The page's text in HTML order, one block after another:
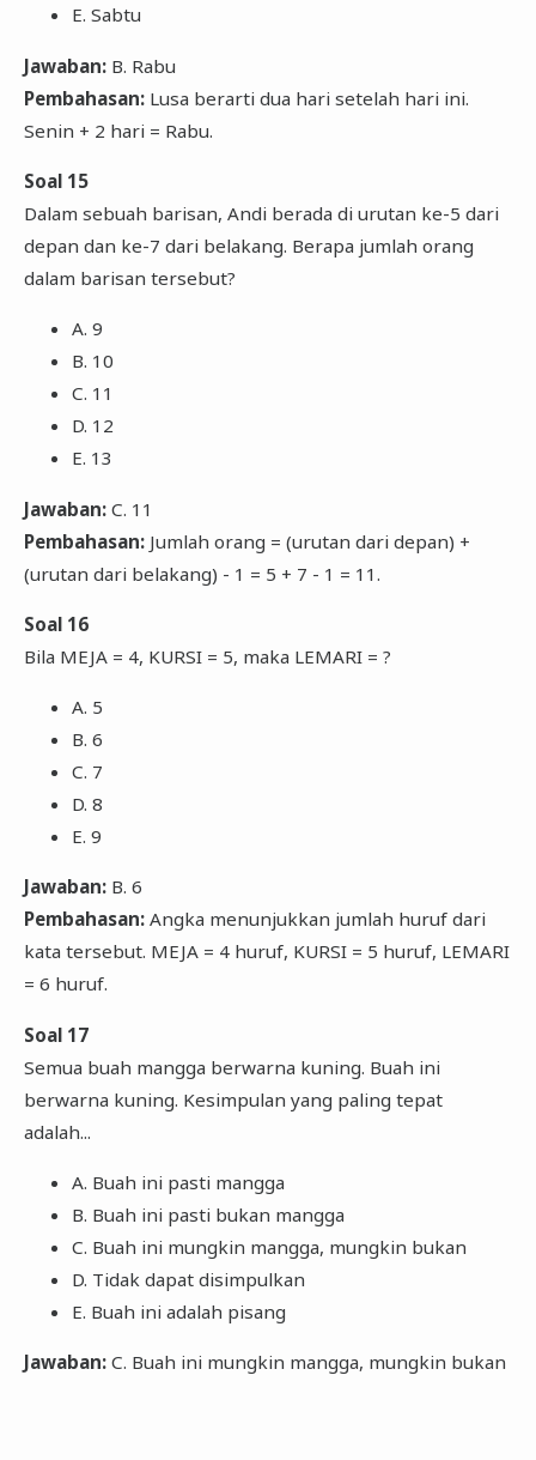
E. Sabtu
Jawaban:B. Rabu
Pembahasan:Lusa berarti dua hari setelah hari ini.
Senin + 2 hari = Rabu.
Soal 15
Dalam sebuah barisan, Andi berada di urutan ke-5 dari
depan dan ke-7 dari belakang. Berapa jumlah orang
dalam barisan tersebut?
A. 9
B. 10
C. 11
D. 12
E. 13
Jawaban:C. 11
Pembahasan:Jumlah orang = (urutan dari depan) +
(urutan dari belakang) - 1 = 5 + 7 - 1 = 11.
Soal 16
Bila MEJA = 4, KURSI = 5, maka LEMARI = ?
A. 5
B. 6
C. 7
D. 8
E. 9
Jawaban:B. 6
Pembahasan:Angka menunjukkan jumlah huruf dari
kata tersebut. MEJA = 4 huruf, KURSI = 5 huruf, LEMARI
= 6 huruf.
Soal 17
Semua buah mangga berwarna kuning. Buah ini
berwarna kuning. Kesimpulan yang paling tepat
adalah...
A. Buah ini pasti mangga
B. Buah ini pasti bukan mangga
C. Buah ini mungkin mangga, mungkin bukan
D. Tidak dapat disimpulkan
E. Buah ini adalah pisang
Jawaban:C. Buah ini mungkin mangga, mungkin bukan